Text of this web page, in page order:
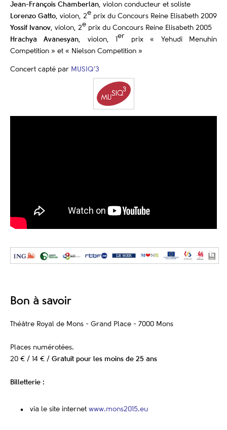
Jean-François Chamberlan , violon conducteur et soliste
Lorenzo Gatto , violon, 2e prix du Concours Reine Elisabeth 2009
Yossif Ivanov , violon, 2e prix du Concours Reine Elisabeth 2005
Hrachya Avanesyan , violon, 1er prix « Yehudi Menuhin
Competition » et « Nielson Competition »
Concert capté par MUSIQ’3
Bon à savoir
Théâtre Royal de Mons - Grand Place - 7000 Mons
Places numérotées.
20 € / 14 € / Gratuit pour les moins de 25 ans
Billetterie :
via le site internet www.mons2015.eu